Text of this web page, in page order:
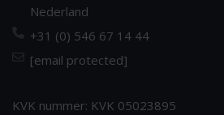
Nederland
+31 (0) 546 67 14 44
[email protected]
KVK nummer: KVK 05023895